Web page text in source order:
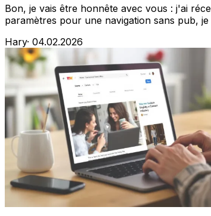
Bon, je vais être honnête avec vous : j'ai
paramètres pour une navigation sans pub,
Hary· 04.02.2026